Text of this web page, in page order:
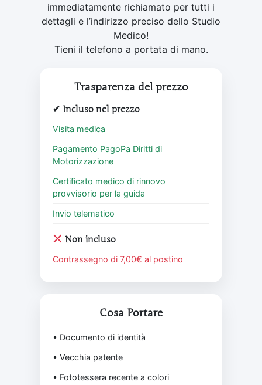
immediatamente richiamato per tutti i
dettagli e l’indirizzo preciso dello Studio
Medico!
Tieni il telefono a portata di mano.
Trasparenza del prezzo
✔ Incluso nel prezzo
Visita medica
Pagamento PagoPa Diritti di
Motorizzazione
Certificato medico di rinnovo
provvisorio per la guida
Invio telematico
Non incluso
Contrassegno di 7,00€ al postino
Cosa Portare
• Documento di identità
• Vecchia patente
• Fototessera recente a colori